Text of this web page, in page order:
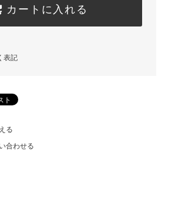
カートに入れる
表記
る
合わせる